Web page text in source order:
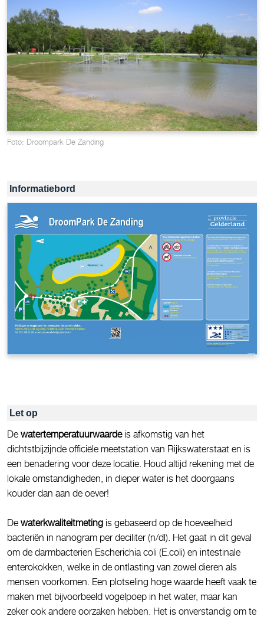
Foto: Droompark De Zanding
Informatiebord
Let op
De watertemperatuurwaardeis afkomstig van het
dichtstbijzijnde officiële meetstation van Rijkswaterstaat en is
een benadering voor deze locatie. Houd altijd rekening met de
lokale omstandigheden, in dieper water is het doorgaans
kouder dan aan de oever!
De waterkwaliteitmeting is gebaseerd op de hoeveelheid
bacteriën in nanogram per deciliter (n/dl). Het gaat in dit geval
om de darmbacterien Escherichia coli (E.coli) en intestinale
enterokokken, welke in de ontlasting van zowel dieren als
mensen voorkomen. Een plotseling hoge waarde heeft vaak te
maken met bijvoorbeeld vogelpoep in het water, maar kan
zeker ook andere oorzaken hebben. Het is onverstandig om te